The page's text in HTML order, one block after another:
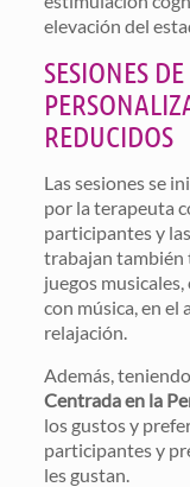
elevación del
SESIONES
REDUCIDOS
Las sesiones se
por la terapeuta
participantes y
trabajan también
juegos
con música, en el
relajación.
Además,
Centrada en la
los gustos y
participantes y
les gustan.